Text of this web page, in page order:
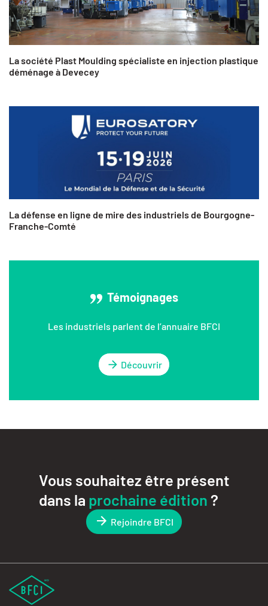
La société Plast Moulding spécialiste en injection plastique
déménage à Devecey
La défense en ligne de mire des industriels de Bourgogne-
Franche-Comté
Témoignages
Les industriels parlent de l’annuaire BFCI
Découvrir
Vous souhaitez être présent
dans la prochaine édition?
Rejoindre BFCI